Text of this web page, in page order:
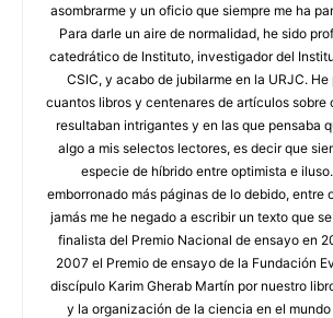
asombrarme y un oficio que siempre me ha
Para darle un aire de normalidad, he sido
catedrático de Instituto, investigador del
CSIC, y acabo de jubilarme en la URJC.
cuantos libros y centenares de artículos sobre
resultaban intrigantes y en las que pensaba
algo a mis selectos lectores, es decir que
especie de híbrido entre optimista e
emborronado más páginas de lo debido, entre
jamás me he negado a escribir un texto que
finalista del Premio Nacional de ensayo en
2007 el Premio de ensayo de la Fundación
discípulo Karim Gherab Martín por nuestro
y la organización de la ciencia en el